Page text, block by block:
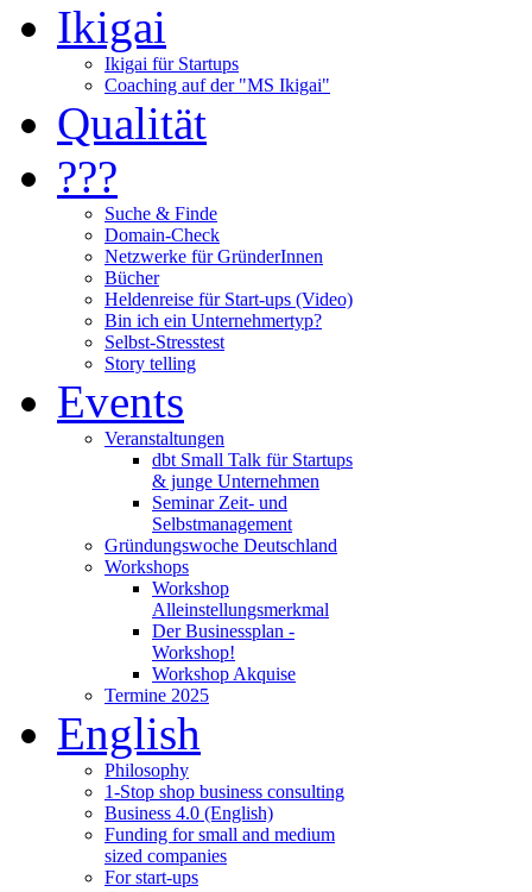
Ikigai
Ikigai für Startups
Coaching auf der "MS Ikigai"
Qualität
???
Suche & Finde
Domain-Check
Netzwerke für GründerInnen
Bücher
Heldenreise für Start-ups (Video)
Bin ich ein Unternehmertyp?
Selbst-Stresstest
Story telling
Events
Veranstaltungen
dbt Small Talk für Startups
& junge Unternehmen
Seminar Zeit- und
Selbstmanagement
Gründungswoche Deutschland
Workshops
Workshop
Alleinstellungsmerkmal
Der Businessplan -
Workshop!
Workshop Akquise
Termine 2025
English
Philosophy
1-Stop shop business consulting
Business 4.0 (English)
Funding for small and medium
sized companies
For start-ups